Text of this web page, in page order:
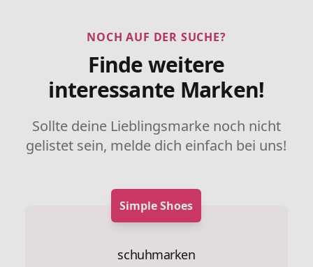
NOCH AUF DER SUCHE?
Finde weitere
interessante Marken!
Sollte deine Lieblingsmarke noch nicht
gelistet sein, melde dich einfach bei uns!
Simple Shoes
schuhmarken